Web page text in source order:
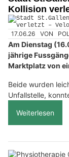
Kollision
17.06.26 VON
Am Dienstag
jährige
Marktplatz von
Beide wurden
Unfallstelle,
Weiterlesen